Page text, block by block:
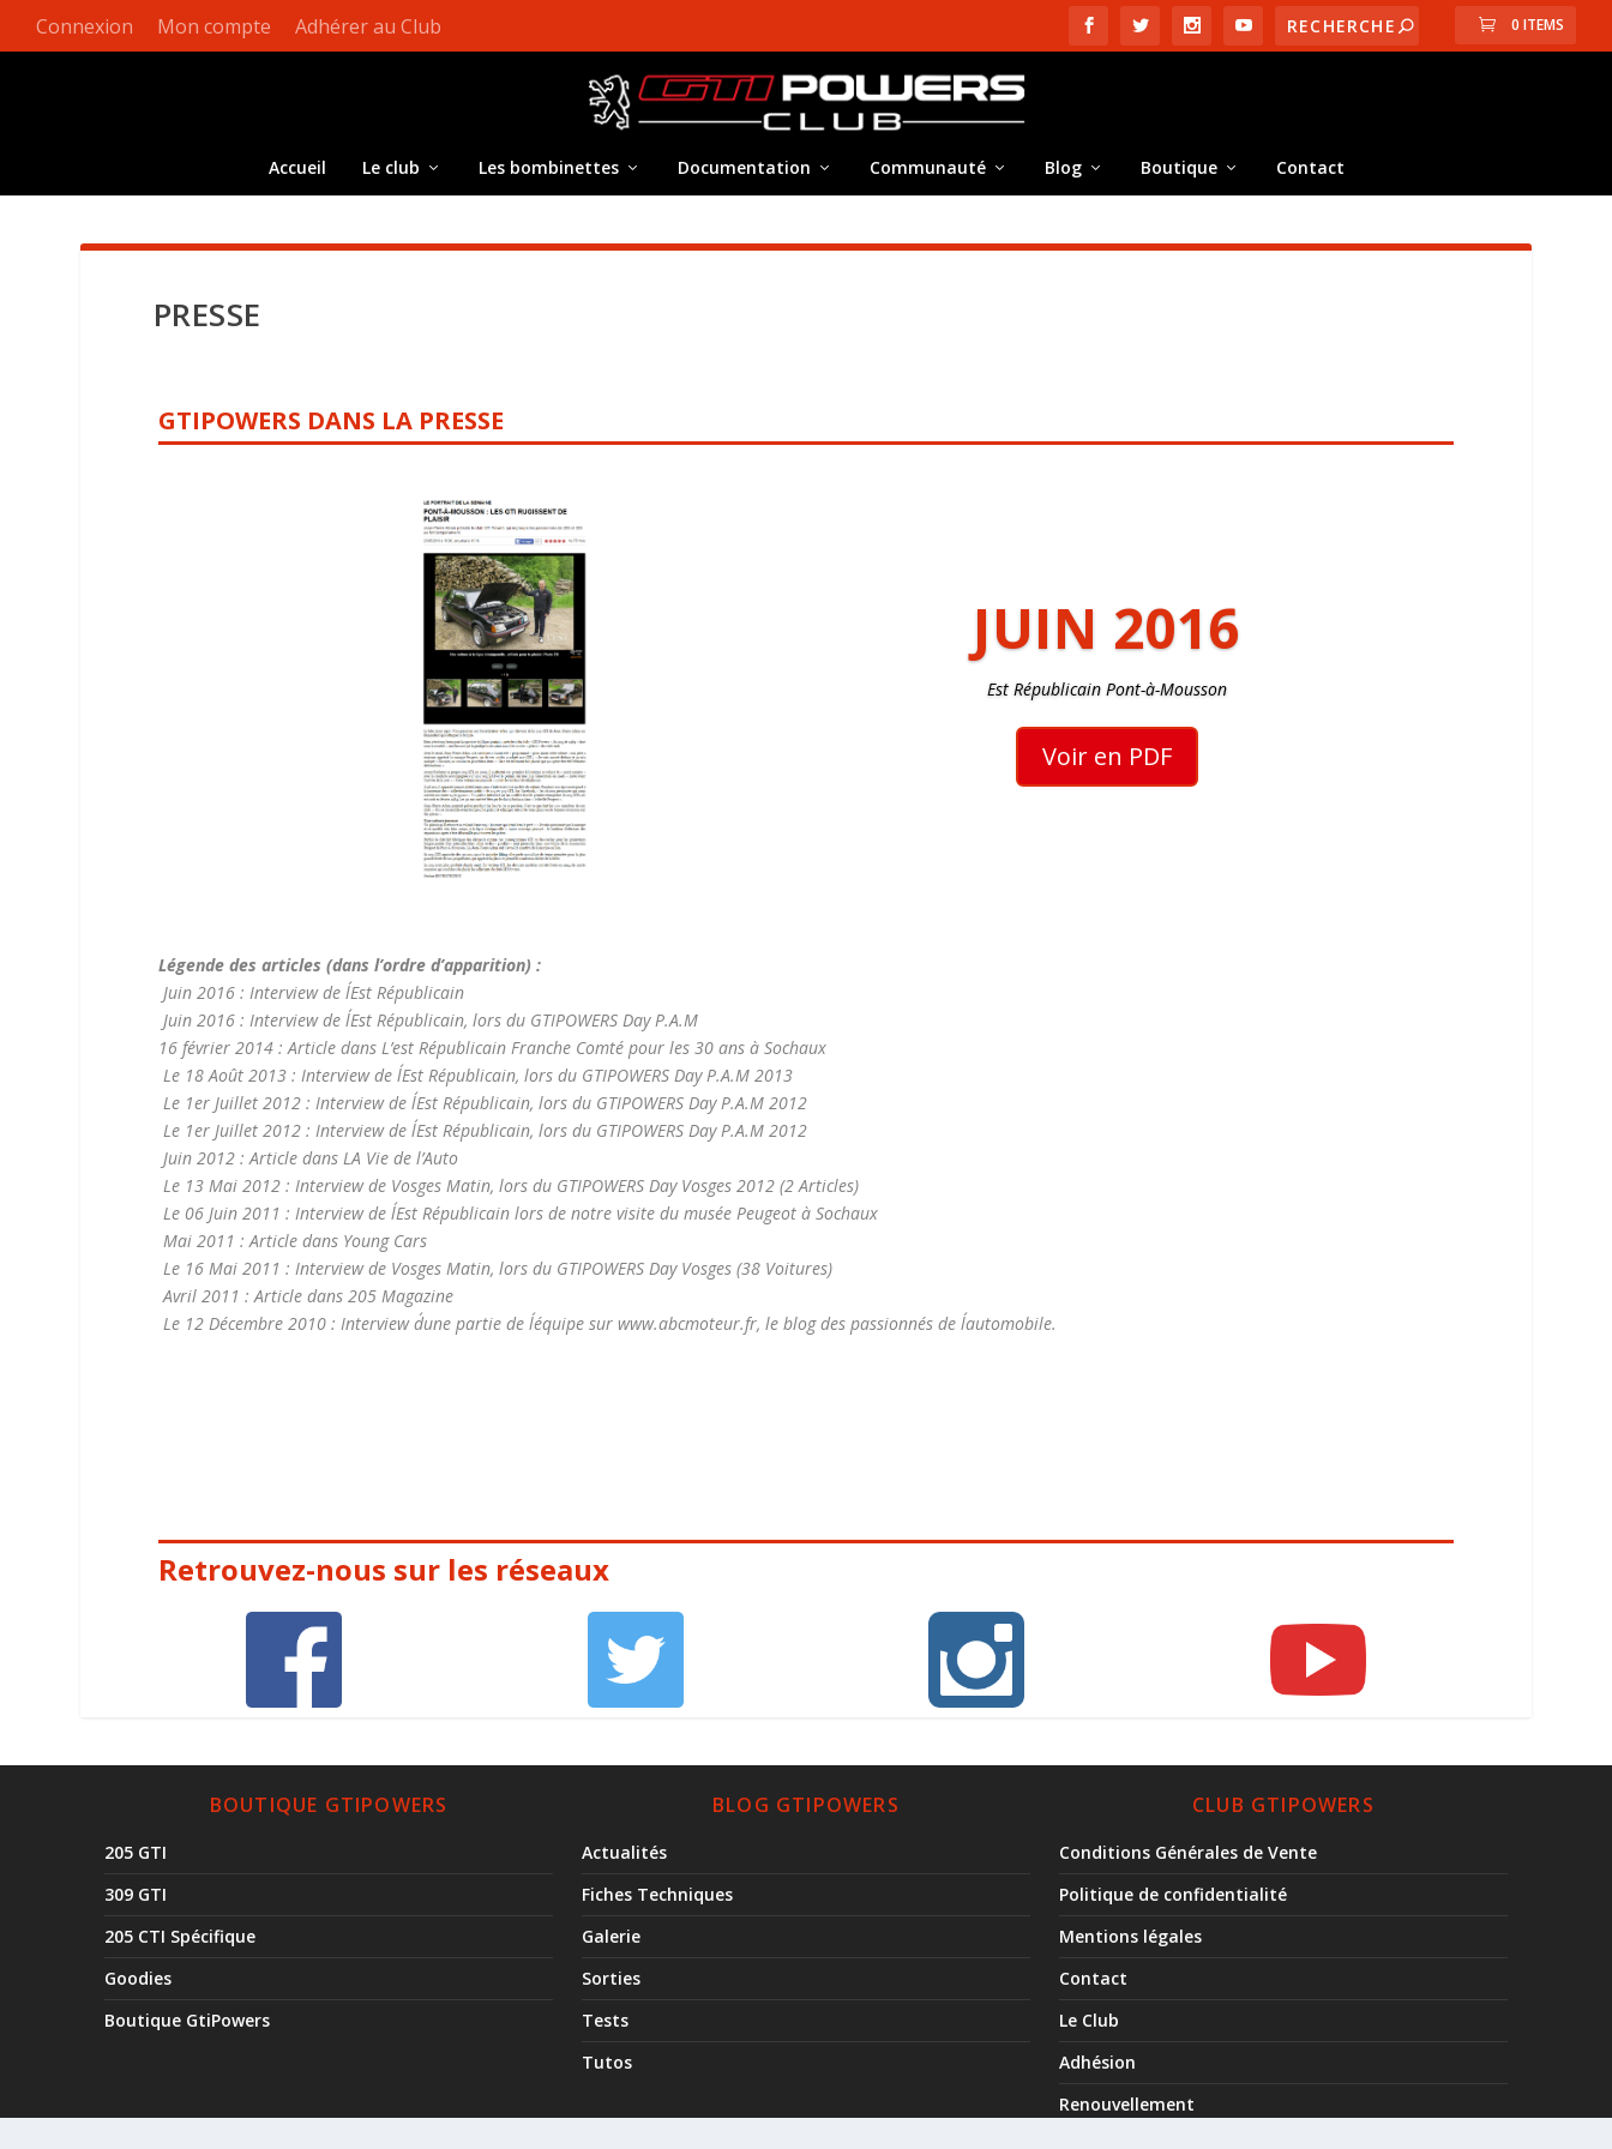
Connexion Mon compte Adhérer au Club 0 ITEMS
Accueil Le club Les bombinettes Documentation Communauté Blog Boutique Contact
PRESSE
GTIPOWERS DANS LA PRESSE
JUIN 2016
Est Républicain Pont-à-Mousson
Voir en PDF
Légende des articles (dans l’ordre d’apparition) :
Juin 2016 : Interview de l´Est Républicain
Juin 2016 : Interview de l´Est Républicain, lors du GTIPOWERS Day P.A.M
16 février 2014 : Article dans L’est Républicain Franche Comté pour les 30 ans à Sochaux
Le 18 Août 2013 : Interview de l´Est Républicain, lors du GTIPOWERS Day P.A.M 2013
Le 1er Juillet 2012 : Interview de l´Est Républicain, lors du GTIPOWERS Day P.A.M 2012
Le 1er Juillet 2012 : Interview de l´Est Républicain, lors du GTIPOWERS Day P.A.M 2012
Juin 2012 : Article dans LA Vie de l’Auto
Le 13 Mai 2012 : Interview de Vosges Matin, lors du GTIPOWERS Day Vosges 2012 (2 Articles)
Le 06 Juin 2011 : Interview de l´Est Républicain lors de notre visite du musée Peugeot à Sochaux
Mai 2011 : Article dans Young Cars
Le 16 Mai 2011 : Interview de Vosges Matin, lors du GTIPOWERS Day Vosges (38 Voitures)
Avril 2011 : Article dans 205 Magazine
Le 12 Décembre 2010 : Interview d´une partie de l´équipe sur www.abcmoteur.fr, le blog des passionnés de l´automobile.
Retrouvez-nous sur les réseaux
BOUTIQUE GTIPOWERS
205 GTI
309 GTI
205 CTI Spécifique
Goodies
Boutique GtiPowers
BLOG GTIPOWERS
Actualités
Fiches Techniques
Galerie
Sorties
Tests
Tutos
CLUB GTIPOWERS
Conditions Générales de Vente
Politique de confidentialité
Mentions légales
Contact
Le Club
Adhésion
Renouvellement